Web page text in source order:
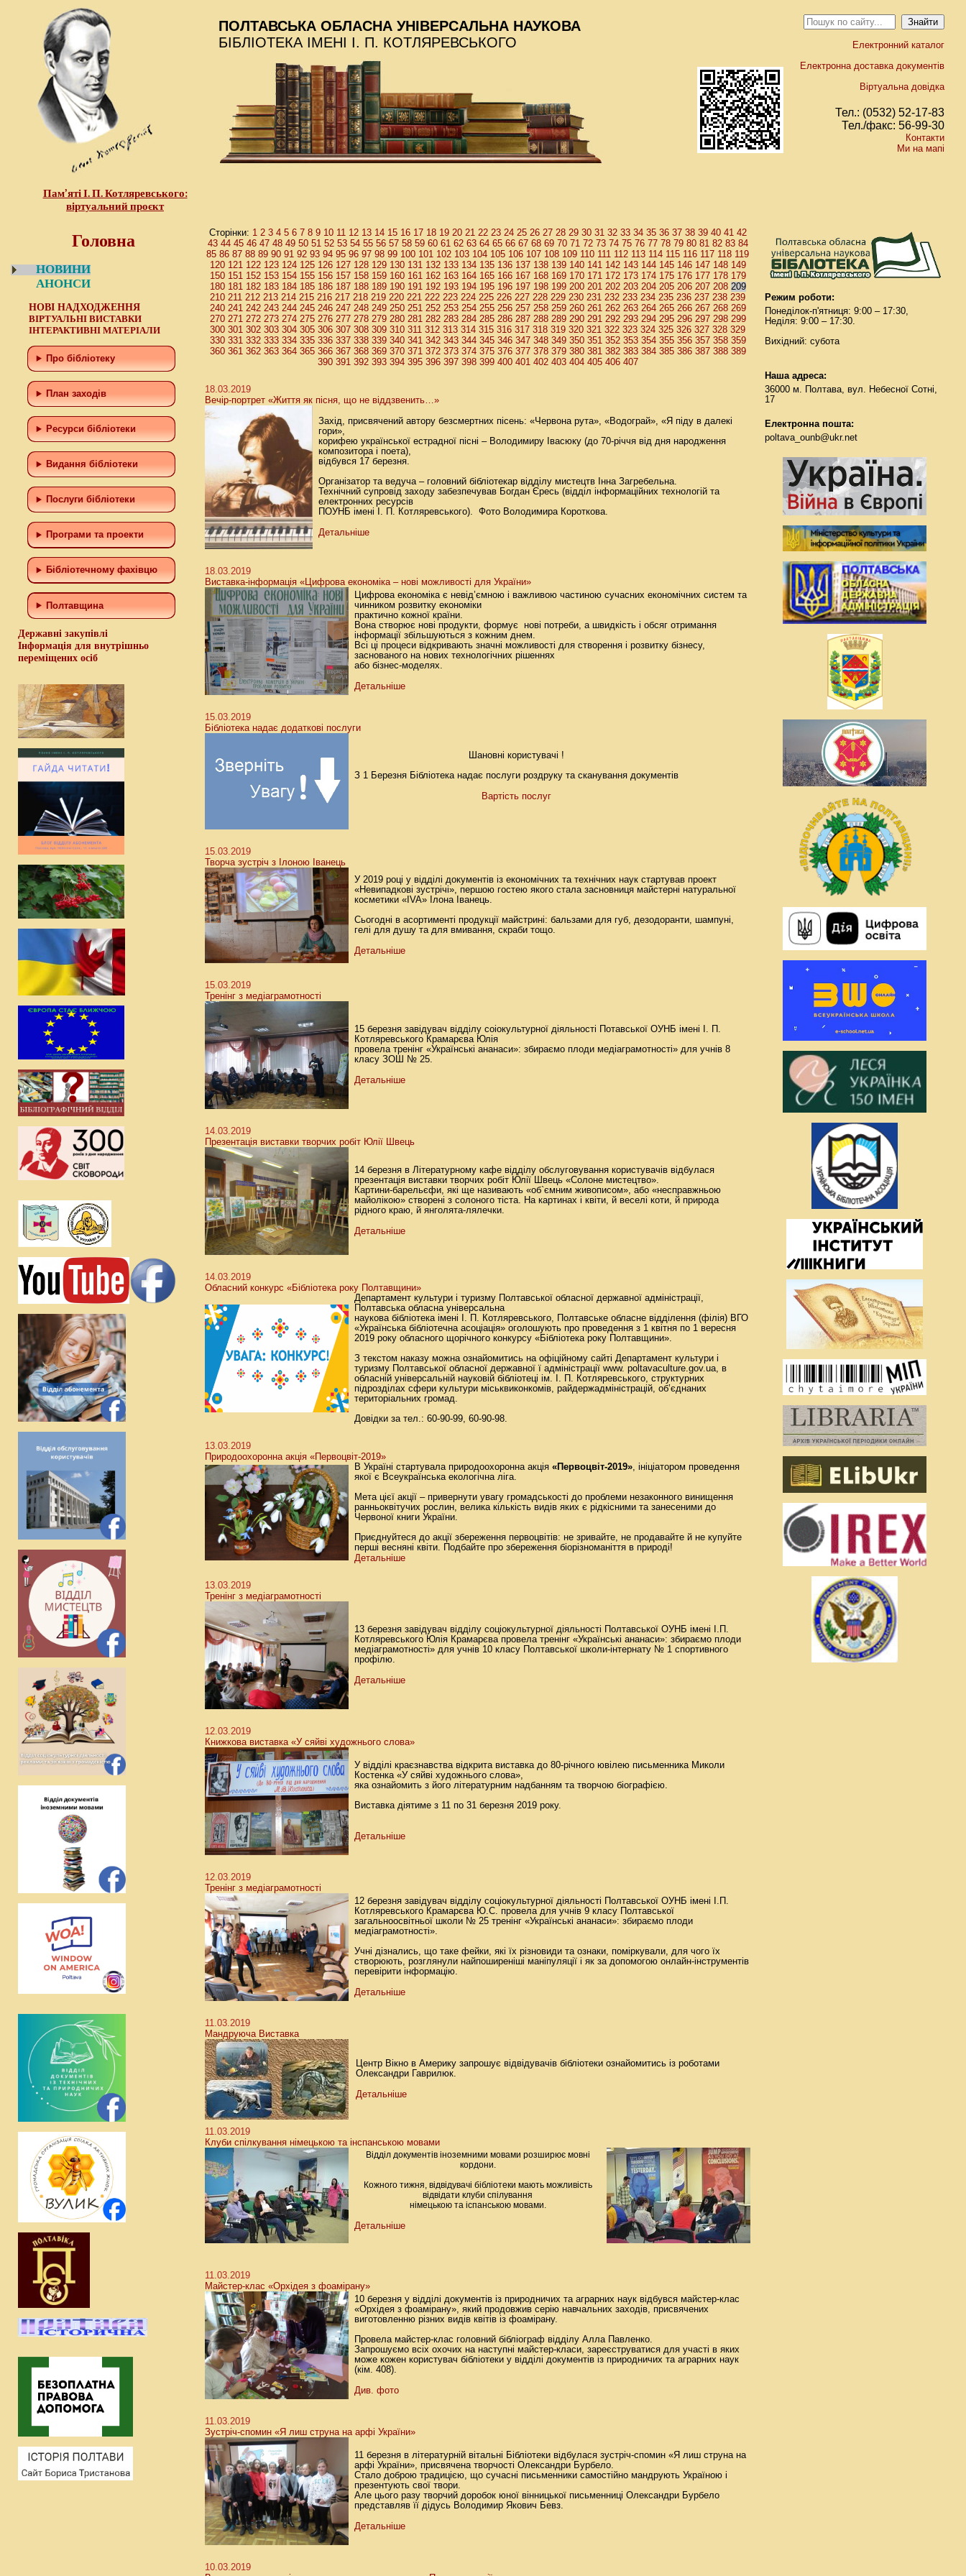
Пам’яті І. П. Котляревського:
віртуальний проєкт
ПОЛТАВСЬКА ОБЛАСНА УНІВЕРСАЛЬНА НАУКОВА
БІБЛІОТЕКА ІМЕНІ І. П. КОТЛЯРЕВСЬКОГО
Електронний каталог
Електронна доставка документів
Віртуальна довідка
Тел.: (0532) 52-17-83
Тел./факс: 56-99-30
Контакти
Ми на мапі
Головна
НОВИНИ
АНОНСИ
НОВІ НАДХОДЖЕННЯ
ВІРТУАЛЬНІ ВИСТАВКИ
ІНТЕРАКТИВНІ МАТЕРІАЛИ
Про бібліотеку
План заходів
Ресурси бібліотеки
Видання бібліотеки
Послуги бібліотеки
Програми та проекти
Бiблiотечному фахiвцю
Полтавщина
Державні закупівлі
Інформація для внутрішньо
переміщених осіб
Сторінки: 1 2 3 4 5 6 7 8 9 10 11 12 13 14 15 16 17 18 19 20 21 22 23 24 25 26 27 28 29 30 31 32 33 34 35 36 37 38 39 40 41 42
43 44 45 46 47 48 49 50 51 52 53 54 55 56 57 58 59 60 61 62 63 64 65 66 67 68 69 70 71 72 73 74 75 76 77 78 79 80 81 82 83 84
85 86 87 88 89 90 91 92 93 94 95 96 97 98 99 100 101 102 103 104 105 106 107 108 109 110 111 112 113 114 115 116 117 118 119
120 121 122 123 124 125 126 127 128 129 130 131 132 133 134 135 136 137 138 139 140 141 142 143 144 145 146 147 148 149
150 151 152 153 154 155 156 157 158 159 160 161 162 163 164 165 166 167 168 169 170 171 172 173 174 175 176 177 178 179
180 181 182 183 184 185 186 187 188 189 190 191 192 193 194 195 196 197 198 199 200 201 202 203 204 205 206 207 208 209
210 211 212 213 214 215 216 217 218 219 220 221 222 223 224 225 226 227 228 229 230 231 232 233 234 235 236 237 238 239
240 241 242 243 244 245 246 247 248 249 250 251 252 253 254 255 256 257 258 259 260 261 262 263 264 265 266 267 268 269
270 271 272 273 274 275 276 277 278 279 280 281 282 283 284 285 286 287 288 289 290 291 292 293 294 295 296 297 298 299
300 301 302 303 304 305 306 307 308 309 310 311 312 313 314 315 316 317 318 319 320 321 322 323 324 325 326 327 328 329
330 331 332 333 334 335 336 337 338 339 340 341 342 343 344 345 346 347 348 349 350 351 352 353 354 355 356 357 358 359
360 361 362 363 364 365 366 367 368 369 370 371 372 373 374 375 376 377 378 379 380 381 382 383 384 385 386 387 388 389
390 391 392 393 394 395 396 397 398 399 400 401 402 403 404 405 406 407
18.03.2019
Вечір-портрет «Життя як пісня, що не віддзвенить…»
Захід, присвячений автору безсмертних пісень: «Червона рута», «Водограй», «Я піду в далекі
гори»,
корифею української естрадної пісні – Володимиру Івасюку (до 70-річчя від дня народження
композитора і поета),
відбувся 17 березня.
Організатор та ведуча – головний бібліотекар відділу мистецтв Інна Загребельна.
Технічний супровід заходу забезпечував Богдан Єресь (відділ інформаційних технологій та
електронних ресурсів
ПОУНБ імені І. П. Котляревського). Фото Володимира Короткова.
Детальніше
18.03.2019
Виставка-інформація «Цифрова економіка – нові можливості для України»
Цифрова економіка є невід’ємною і важливою частиною сучасних економічних систем та
чинником розвитку економіки
практично кожної країни.
Вона створює нові продукти, формує нові потреби, а швидкість і обсяг отримання
інформації збільшуються з кожним днем.
Всі ці процеси відкривають значні можливості для створення і розвитку бізнесу,
заснованого на нових технологічних рішеннях
або бізнес-моделях.
Детальніше
15.03.2019
Бібліотека надає додаткові послуги
Шановні користувачі !
З 1 Березня Бібліотека надає послуги роздруку та сканування документів
Вартість послуг
15.03.2019
Творча зустріч з Ілоною Іванець
У 2019 році у відділі документів із економічних та технічних наук стартував проект
«Невипадкові зустрічі», першою гостею якого стала засновниця майстерні натуральної
косметики «IVA» Ілона Іванець.
Сьогодні в асортименті продукції майстрині: бальзами для губ, дезодоранти, шампуні,
гелі для душу та для вмивання, скраби тощо.
Детальніше
15.03.2019
Тренінг з медіаграмотності
15 березня завідувач відділу соіокультурної діяльності Потавської ОУНБ імені І. П.
Котляревського Крамарєва Юлія
провела тренінг «Українські ананаси»: збираємо плоди медіаграмотності» для учнів 8
класу ЗОШ № 25.
Детальніше
14.03.2019
Презентація виставки творчих робіт Юлії Швець
14 березня в Літературному кафе відділу обслуговування користувачів відбулася
презентація виставки творчих робіт Юлії Швець «Солоне мистецтво».
Картини-барельєфи, які ще називають «об`ємним живописом», або «несправжньою
майолікою» створені з солоного тіста. На картинах і квіти, й веселі коти, й природа
рідного краю, й янголята-лялечки.
Детальніше
14.03.2019
Обласний конкурс «Бібліотека року Полтавщини»
Департамент культури і туризму Полтавської обласної державної адміністрації,
Полтавська обласна універсальна
наукова бібліотека імені І. П. Котляревського, Полтавське обласне відділення (філія) ВГО
«Українська бібліотечна асоціація» оголошують про проведення з 1 квітня по 1 вересня
2019 року обласного щорічного конкурсу «Бібліотека року Полтавщини».
З текстом наказу можна ознайомитись на офіційному сайті Департамент культури і
туризму Полтавської обласної державної ї адміністрації www. poltavaculture.gov.ua, в
обласній універсальній науковій бібліотеці ім. І. П. Котляревського, структурних
підрозділах сфери культури міськвиконкомів, райдержадміністрацій, об’єднаних
територіальних громад.
Довідки за тел.: 60-90-99, 60-90-98.
13.03.2019
Природоохоронна акція «Первоцвіт-2019»
В Україні стартувала природоохоронна акція «Первоцвіт-2019», ініціатором проведення
якої є Всеукраїнська екологічна ліга.
Мета цієї акції – привернути увагу громадськості до проблеми незаконного винищення
ранньоквітучих рослин, велика кількість видів яких є рідкісними та занесеними до
Червоної книги України.
Приєднуйтеся до акції збереження первоцвітів: не зривайте, не продавайте й не купуйте
перші весняні квіти. Подбайте про збереження біорізноманіття в природі!
Детальніше
13.03.2019
Тренінг з медіаграмотності
13 березня завідувач відділу соціокультурної діяльності Полтавської ОУНБ імені І.П.
Котляревського Юлія Крамарєва провела тренінг «Українські ананаси»: збираємо плоди
медіаграмотності» для учнів 10 класу Полтавської школи-інтернату № 1 спортивного
профілю.
Детальніше
12.03.2019
Книжкова виставка «У сяйві художнього слова»
У відділі краєзнавства відкрита виставка до 80-річного ювілею письменника Миколи
Костенка «У сяйві художнього слова»,
яка ознайомить з його літературним надбанням та творчою біографією.
Виставка діятиме з 11 по 31 березня 2019 року.
Детальніше
12.03.2019
Тренінг з медіаграмотності
12 березня завідувач відділу соціокультурної діяльності Полтавської ОУНБ імені І.П.
Котляревського Крамарєва Ю.С. провела для учнів 9 класу Полтавської
загальноосвітньої школи № 25 тренінг «Українські ананаси»: збираємо плоди
медіаграмотності».
Учні дізнались, що таке фейки, які їх різновиди та ознаки, поміркували, для чого їх
створюють, розглянули найпоширеніші маніпуляції і як за допомогою онлайн-інструментів
перевірити інформацію.
Детальніше
11.03.2019
Мандруюча Виставка
Центр Вікно в Америку запрошує відвідувачів бібліотеки ознайомитись із роботами
Олександри Гаврилюк.
Детальніше
11.03.2019
Клуби спілкування німецькою та інспанською мовами
Відділ документів іноземними мовами розширює мовні
кордони.
Кожного тижня, відвідувачі бібліотеки мають можливість
відвідати клуби спілування
німецькою та іспанською мовами.
Детальніше
11.03.2019
Майстер-клас «Орхідея з фоамірану»
10 березня у відділі документів із природничих та аграрних наук відбувся майстер-клас
«Орхідея з фоамірану», який продовжив серію навчальних заходів, присвячених
виготовленню різних видів квітів із фоамірану.
Провела майстер-клас головний бібліограф відділу Алла Павленко.
Запрошуємо всіх охочих на наступні майстер-класи, зареєструватися для участі в яких
може кожен користувач бібліотеки у відділі документів із природничих та аграрних наук
(кім. 408).
Див. фото
11.03.2019
Зустріч-спомин «Я лиш струна на арфі України»
11 березня в літературній вітальні Бібліотеки відбулася зустріч-спомин «Я лиш струна на
арфі України», присвячена творчості Олександри Бурбело.
Стало доброю традицією, що сучасні письменники самостійно мандрують Україною і
презентують свої твори.
Але цього разу творчий доробок юної вінницької письменниці Олександри Бурбело
представляв її дідусь Володимир Якович Бевз.
Детальніше
10.03.2019
Режим роботи:
Понеділок-п'ятниця: 9:00 – 17:30,
Неділя: 9:00 – 17:30.
Вихідний: субота
Наша адреса:
36000 м. Полтава, вул. Небесної Сотні,
17
Електронна пошта:
poltava_ounb@ukr.net